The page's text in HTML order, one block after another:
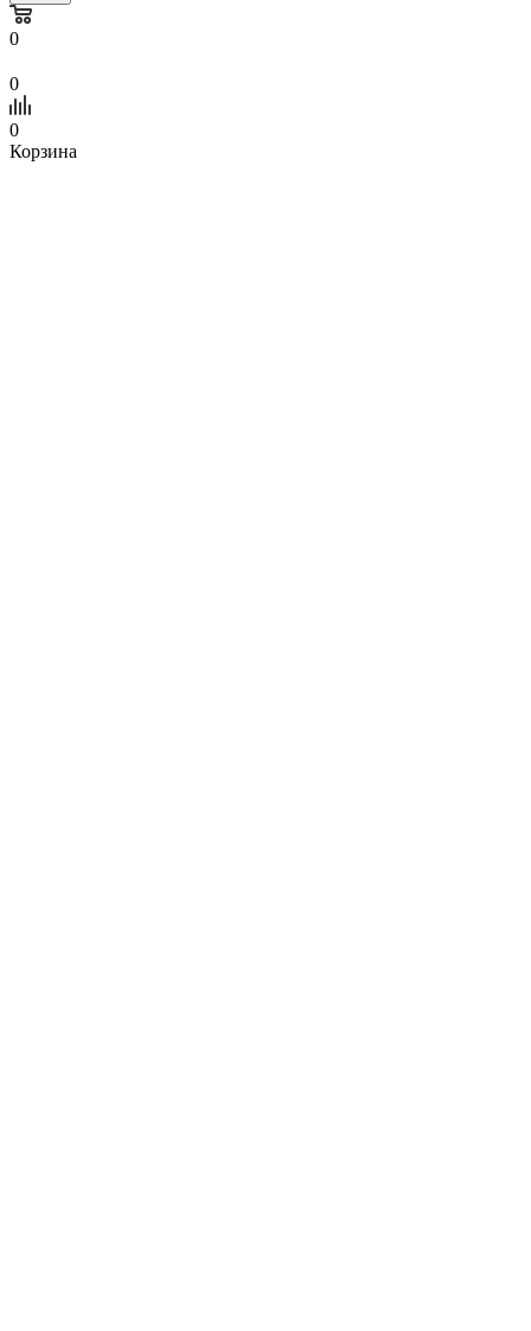
0
0
0
Корзина